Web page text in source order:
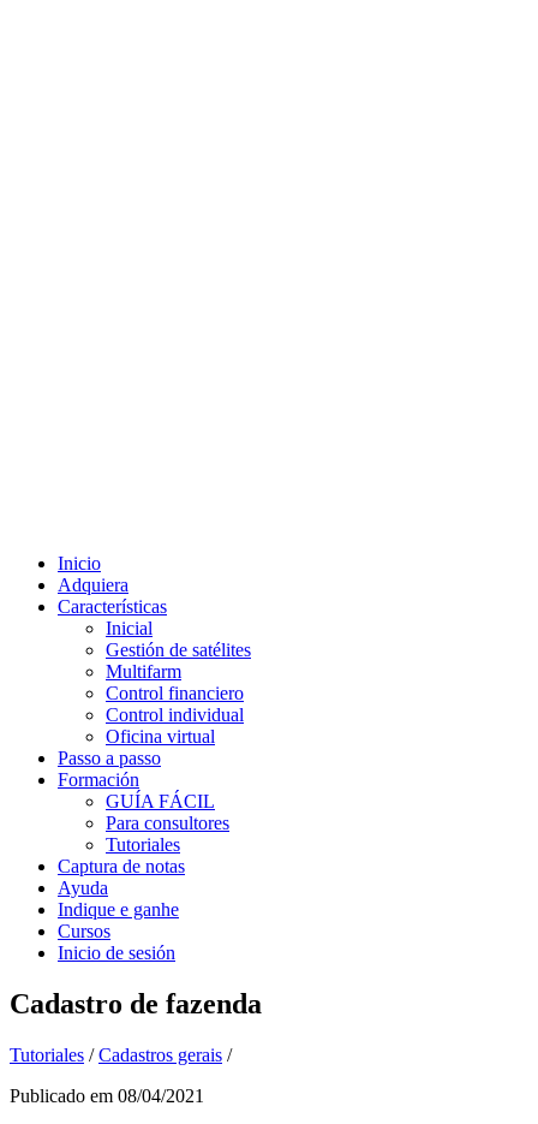
Inicio
Adquiera
Características
Inicial
Gestión de satélites
Multifarm
Control financiero
Control individual
Oficina virtual
Passo a passo
Formación
GUÍA FÁCIL
Para consultores
Tutoriales
Captura de notas
Ayuda
Indique e ganhe
Cursos
Inicio de sesión
Cadastro de fazenda
Tutoriales / Cadastros gerais /
Publicado em 08/04/2021